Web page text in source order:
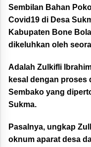
Sembilan Bahan
Covid19 di Desa
Kabupaten Bone
dikeluhkan oleh
Adalah Zulkifli
kesal dengan proses
Sembako yang
Sukma.
Pasalnya, ungkap
oknum aparat desa